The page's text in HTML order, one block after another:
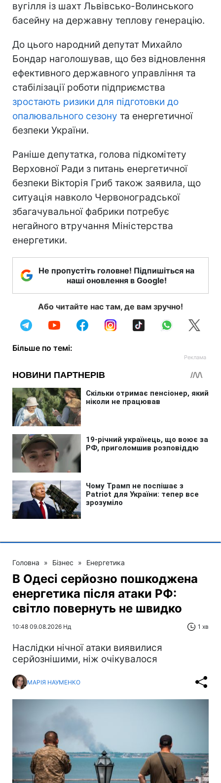
вугілля із шахт Львівсько-Волинського
басейну на державну теплову генерацію.
До цього народний депутат Михайло
Бондар наголошував, що без відновлення
ефективного державного управління та
стабілізації роботи підприємства
зростають ризики для підготовки до
опалювального сезону та енергетичної
безпеки України.
Раніше депутатка, голова підкомітету
Верховної Ради з питань енергетичної
безпеки Вікторія Гриб також заявила, що
ситуація навколо Червоноградської
збагачувальної фабрики потребує
негайного втручання Міністерства
енергетики.
Не пропустіть головне! Підпишіться на
наші оновлення в Google!
Або читайте нас там, де вам зручно!
Більше по темі:
Головна » Бізнес » Енергетика
В Одесі серйозно пошкоджена
енергетика після атаки РФ:
світло повернуть не швидко
10:48 09.08.2026 Нд 1 хв
Наслідки нічної атаки виявилися
серйознішими, ніж очікувалося
МАРІЯ НАУМЕНКО